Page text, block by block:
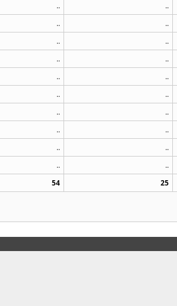
.. ..
.. ..
.. ..
.. ..
.. ..
.. ..
.. ..
.. ..
.. ..
.. ..
54 25